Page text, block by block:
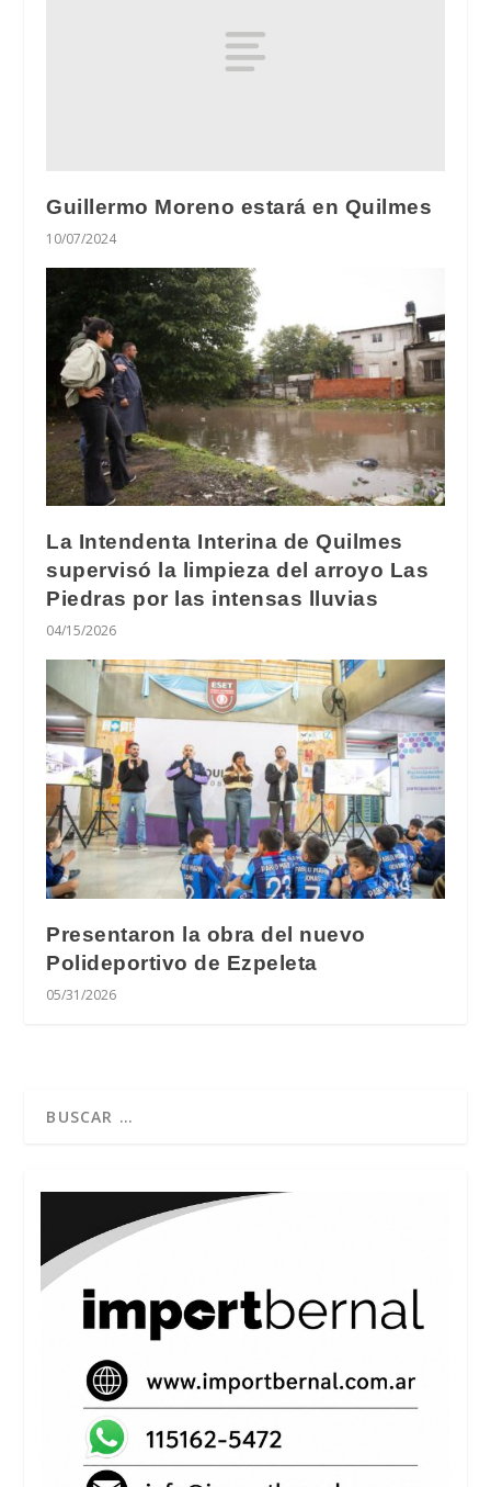
Guillermo Moreno estará en Quilmes
10/07/2024
La Intendenta Interina de Quilmes
supervisó la limpieza del arroyo Las
Piedras por las intensas lluvias
04/15/2026
Presentaron la obra del nuevo
Polideportivo de Ezpeleta
05/31/2026